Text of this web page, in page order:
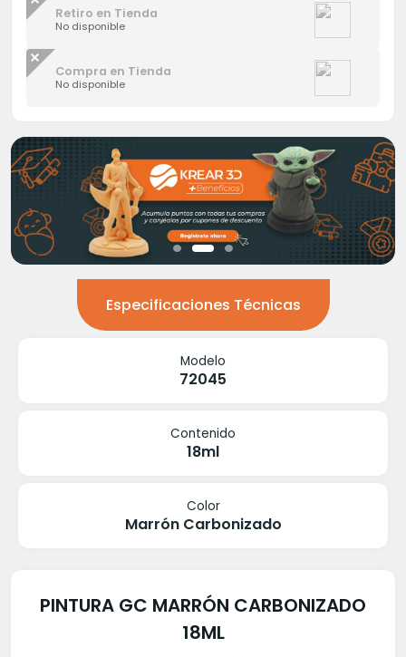
Retiro en Tienda
No disponible
Compra en Tienda
No disponible
Especificaciones Técnicas
Modelo
72045
Contenido
18ml
Color
Marrón Carbonizado
PINTURA GC MARRÓN CARBONIZADO
18ML